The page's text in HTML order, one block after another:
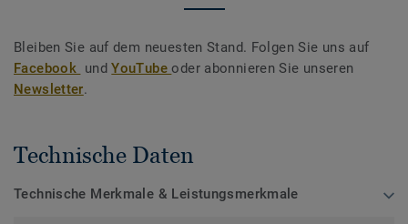
Bleiben Sie auf dem neuesten Stand. Folgen Sie uns auf
Facebook undYouTubeoder abonnieren Sie unseren
Newsletter.
Technische Daten
Technische Merkmale & Leistungsmerkmale